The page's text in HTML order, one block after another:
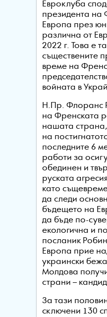
Евроклуба
президента на
Европа през
различна от
2022 г. Това е
съществените
време на
войната в
Н.Пр. Флоранс
на Френската
нашата
на
последните 6
работи за
обединен и
руската
като
да следи
бъдещето на
да бъде по-
екологична и
посланик
Европа прие
украински
Молдова
страни –
За тази
сключени 130